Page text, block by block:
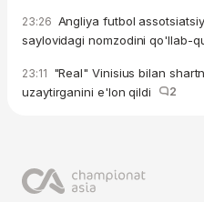
23:26 Angliya futbol
saylovidagi nomzodini qo'llab-
23:11 "Real" Vinisius bilan
uzaytirganini e'lon qildi
2